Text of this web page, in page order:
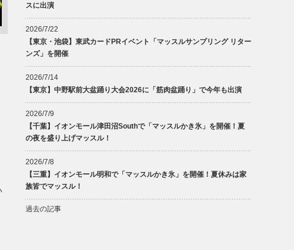
スに出演
2026/7/22
【東京・池袋】東武カードPRイベント「マッスルサンプリング リター
ンズ」を開催
2026/7/14
【東京】中野駅前大盆踊り大会2026に「筋肉盆踊り」で今年も出演
2026/7/9
【千葉】イオンモール津田沼Southで「マッスルかき氷」を開催！夏
の夜を盛り上げマッスル！
2026/7/8
【三重】イオンモール明和で「マッスルかき氷」を開催！夏休みは家
族皆でマッスル！
過去の記事